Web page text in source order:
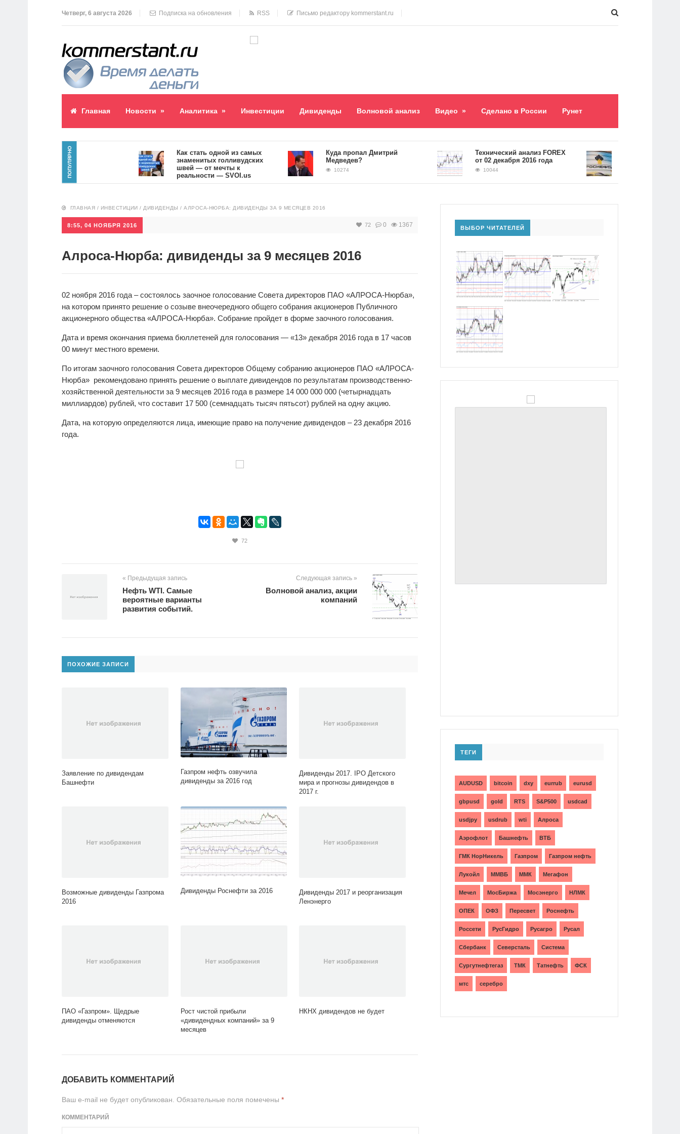
Четверг, 6 августа 2026 Подписка на обновления RSS Письмо редактору kommerstant.ru
Главная Новости » Аналитика » Инвестиции Дивиденды Волновой анализ Видео » Сделано в России Рунет
ПОПУЛЯРНО
Как стать одной из самых
знаменитых голливудских
швей — от мечты к
реальности — SVOI.us
10551
Куда пропал Дмитрий
Медведев?
10274
​Технический анализ FOREX
от 02 декабря 2016 года
10044
Долг «Роснефти»
5,2 триллиона
ГЛАВНАЯ / ИНВЕСТИЦИИ / ДИВИДЕНДЫ / АЛРОСА-НЮРБА: ДИВИДЕНДЫ ЗА 9 МЕСЯЦЕВ 2016
8:55, 04 НОЯБРЯ 2016 72 0 1367
Алроса-Нюрба: дивиденды за 9 месяцев 2016
02 ноября 2016 года – состоялось заочное голосование Совета директоров ПАО «АЛРОСА-Нюрба»,
на котором принято решение о созыве внеочередного общего собрания акционеров Публичного
акционерного общества «АЛРОСА-Нюрба». Собрание пройдет в форме заочного голосования.
Дата и время окончания приема бюллетеней для голосования — «13» декабря 2016 года в 17 часов
00 минут местного времени.
По итогам заочного голосования Совета директоров Общему собранию акционеров ПАО «АЛРОСА-
Нюрба» рекомендовано принять решение о выплате дивидендов по результатам производственно-
хозяйственной деятельности за 9 месяцев 2016 года в размере 14 000 000 000 (четырнадцать
миллиардов) рублей, что составит 17 500 (семнадцать тысяч пятьсот) рублей на одну акцию.
Дата, на которую определяются лица, имеющие право на получение дивидендов – 23 декабря 2016
года.
72
« Предыдущая запись
Нефть WTI. Самые
вероятные варианты
развития событий.
Следующая запись »
Волновой анализ, акции
компаний
ПОХОЖИЕ ЗАПИСИ
Заявление по дивидендам
Башнефти
Газпром нефть озвучила
дивиденды за 2016 год
Дивиденды 2017. IPO Детского
мира и прогнозы дивидендов в
2017 г.
Возможные дивиденды Газпрома
2016
Дивиденды Роснефти за 2016
Дивиденды 2017 и реорганизация
Ленэнерго
ПАО «Газпром». Щедрые
дивиденды отменяются
Рост чистой прибыли
«дивидендных компаний» за 9
месяцев
НКНХ дивидендов не будет
ДОБАВИТЬ КОММЕНТАРИЙ
Ваш e-mail не будет опубликован. Обязательные поля помечены *
КОММЕНТАРИЙ
ВЫБОР ЧИТАТЕЛЕЙ
ТЕГИ
AUDUSD bitcoin dxy eurrub eurusd
gbpusd gold RTS S&P500 usdcad
usdjpy usdrub wti Алроса
Аэрофлот Башнефть ВТБ
ГМК НорНикель Газпром Газпром нефть
Лукойл ММВБ ММК Мегафон
Мечел МосБиржа Мосэнерго НЛМК
ОПЕК ОФЗ Пересвет Роснефть
Россети РусГидро Русагро Русал
Сбербанк Северсталь Система
Сургутнефтегаз ТМК Татнефть ФСК
мтс серебро